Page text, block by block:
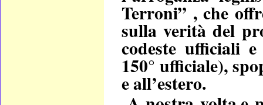
Terroni” , che
sulla verità del
codeste ufficiali e
150° ufficiale),
e all’estero.